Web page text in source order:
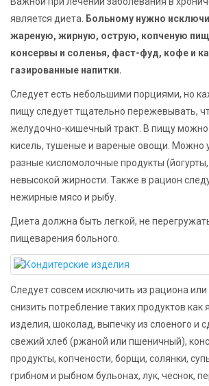
является диета.
Больному нужно
жареную, жирную, острую, копченую
консервы и соленья, фаст-фуд, кофе и
газированные напитки.
Следует есть небольшими порциями, но
пищу следует тщательно пережевывать,
желудочно-кишечный тракт. В пищу
кисель, тушеные и вареные овощи. Можно
разные кисломолочные продукты
невысокой жирности. Также в рацион
нежирные мясо и рыбу.
Диета должна быть легкой, не
пищеварения больного.
Следует совсем исключить из рациона или
снизить потребление таких продуктов как
изделия, шоколад, выпечку из слоеного и
свежий хлеб (ржаной или пшеничный),
продукты, копчености, борщи, солянки,
грибном и рыбном бульонах, лук, чеснок,